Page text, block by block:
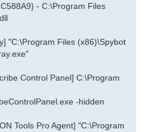
- C:\Program Files
"C:\Program Files (x86)\Spybot
Control Panel] C:\Program
-hidden
Tools Pro Agent] "C:\Program